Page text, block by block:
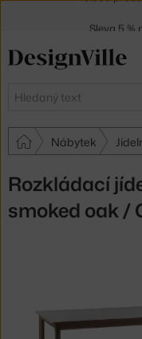
Hledat
Nábytek
Rozkládací
smoked oak /